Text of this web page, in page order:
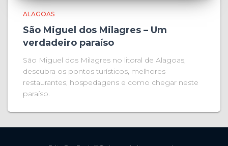
ALAGOAS
São Miguel dos Milagres – Um
verdadeiro paraíso
São Miguel dos Milagres no litoral de Alagoas,
descubra os pontos turísticos, melhores
restaurantes, hospedagens e como chegar neste
paraíso.